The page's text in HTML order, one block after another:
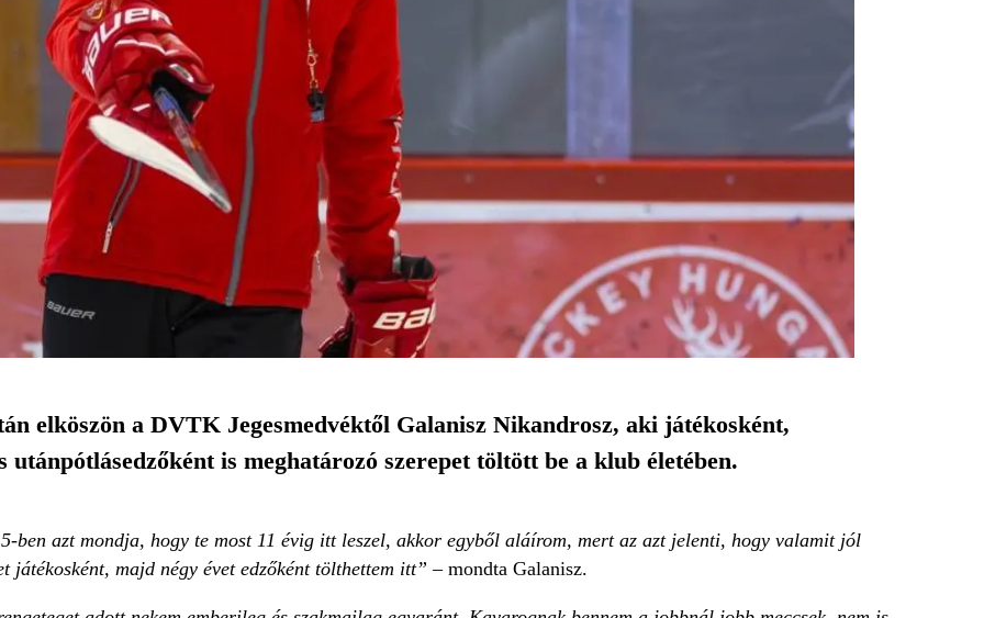
elköszön a DVTK Jegesmedvéktől Galanisz Nikandrosz, aki játékosként,
utánpótlásedzőként is meghatározó szerepet töltött be a klub életében.
ben azt mondja, hogy te most 11 évig itt leszel, akkor egyből aláírom, mert az azt jelenti, hogy valamit jól
játékosként, majd négy évet edzőként tölthettem itt”– mondta Galanisz.